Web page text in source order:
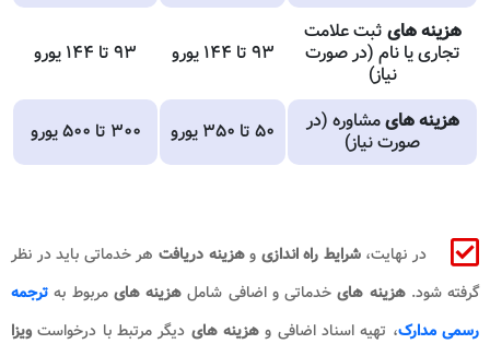
هزینه های ثبت علامت
تجاری یا نام (در صورت
نیاز)
۹۳ تا ۱۴۴ یورو ۹۳ تا ۱۴۴ یورو
هزینه هایمشاوره (در
صورت نیاز)
۵۰ تا ۳۵۰ یورو ۳۰۰ تا ۵۰۰ یورو
در نهایت،شرایط راه اندازی وهزینه دریافت هر خدماتی باید در نظر
گرفته شود.هزینه هایخدماتی و اضافی شامل هزینه هایمربوط به ترجمه
رسمی مدارک، تهیه اسناد اضافی و هزینه های دیگر مرتبط با درخواست ویزا